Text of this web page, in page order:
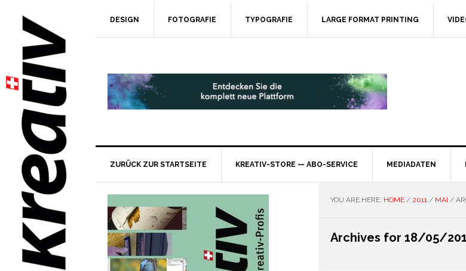
DESIGN FOTOGRAFIE TYPOGRAFIE LARGE FORMAT PRINTING
ZURÜCK ZUR STARTSEITE KREATIV-STORE — ABO-SERVICE MEDIADATEN
YOU ARE HERE: HOME / 2011 / MAI /
Archives for 18/05/